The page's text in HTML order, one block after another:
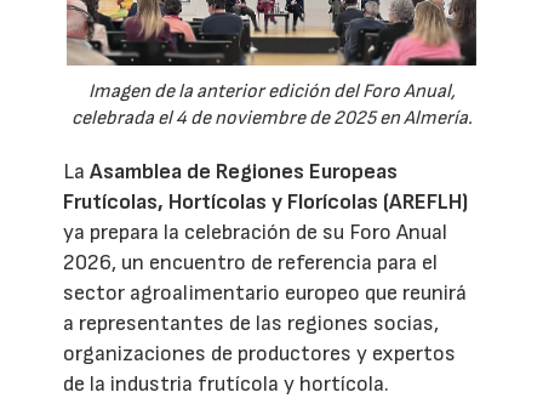
Imagen de la anterior edición del Foro Anual,
celebrada el 4 de noviembre de 2025 en Almería.
LaAsamblea de Regiones Europeas
Frutícolas, Hortícolas y Florícolas (AREFLH)
ya prepara la celebración de su Foro Anual
2026, un encuentro de referencia para el
sector agroalimentario europeo que reunirá
a representantes de las regiones socias,
organizaciones de productores y expertos
de la industria frutícola y hortícola.